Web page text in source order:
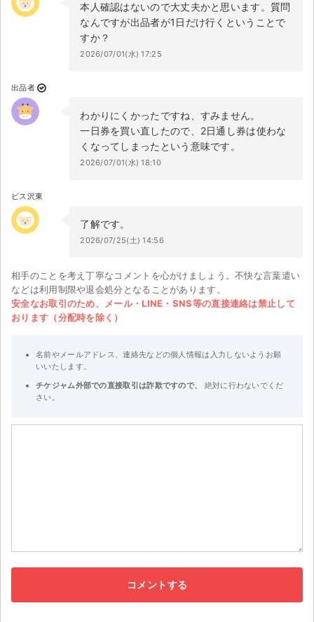
本人確認はないので大丈夫かと思います。質問
なんですが出品者が1日だけ行くということで
すか？
2026/07/01(水) 17:25
出品者
わかりにくかったですね、すみません。
一日券を買い直したので、2日通し券は使わな
くなってしまったという意味です。
2026/07/01(水) 18:10
ピス沢東
了解です。
2026/07/25(土) 14:56
相手のことを考え丁寧なコメントを心がけましょう。不快な言葉遣い
などは利用制限や退会処分となることがあります。
安全なお取引のため、メール・LINE・SNS等の直接連絡は禁止して
おります（分配時を除く）
名前やメールアドレス、連絡先などの個人情報は入力しないようお願
いいたします。
チケジャム外部での直接取引は詐欺ですので、
絶対に行わないでくだ
さい。